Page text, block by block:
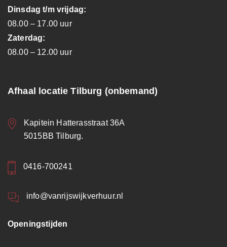
Dinsdag t/m vrijdag:
08.00 – 17.00 uur
Zaterdag:
08.00 – 12.00 uur
Afhaal locatie Tilburg (onbemand)
Kapitein Hatterasstraat 36A
5015BB Tilburg.
0416-700241
info@vanrijswijkverhuur.nl
Openingstijden